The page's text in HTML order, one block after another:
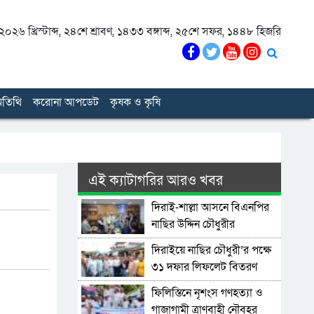
খ্রিস্টাব্দ, ২৪শে শ্রাবণ, ১৪৩৩ বঙ্গাব্দ, ২৫শে সফর, ১৪৪৮ হিজরি
করোনা আপডেট কৃষক ও কৃষি
এই ক্যাটাগরির আরও খবর
দিরাই-শাল্লা আসনে বিএনপির
নাছির উদ্দিন চৌধুরীর
মনোনয়নপত্র সংগ্রহ
দিরাইয়ে নাছির চৌধুরী’র পক্ষে
৩১ দফার লিফলেট বিতরণ
ফিলিস্তিনে নৃশংস গণহত্যা ও
গাজাগামী ত্রাণবাহী নৌবহর